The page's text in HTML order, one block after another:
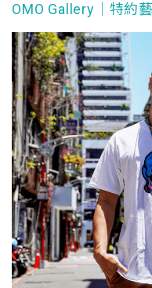
OMO Gallery｜特約